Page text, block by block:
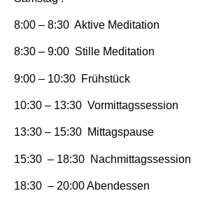
8:00 – 8:30 Aktive Meditation
8:30 – 9:00 Stille Meditation
9:00 – 10:30 Frühstück
10:30 – 13:30 Vormittagssession
13:30 – 15:30 Mittagspause
15:30 – 18:30 Nachmittagssession
18:30 – 20:00 Abendessen